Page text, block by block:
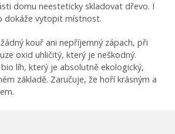
domu neesteticky skladovat dřevo. I
dokáže vytopit místnost.
kouř ani nepříjemný zápach, při
oxid uhličitý, který je neškodný.
líh, který je absolutně ekologický,
základě. Zaručuje, že hoří krásným a